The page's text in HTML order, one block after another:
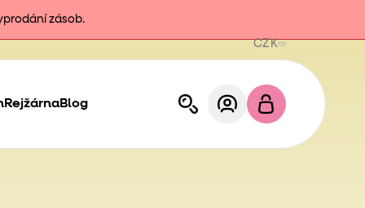
zásob.
CZK
RejžárnaBlog